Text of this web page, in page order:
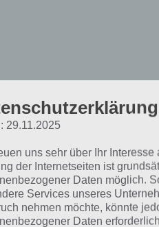
nach
Nach Level
Trage das Level ein, wofür
29.11.2025
uns sehr über Ihr
der Internetseiten ist
Daten möglich.
Services unseres
nehmen möchte, könnte
Daten